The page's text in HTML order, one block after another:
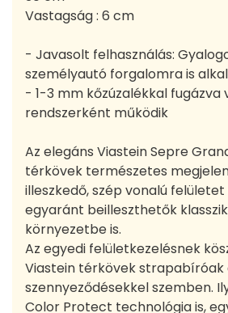
Vastagság : 6 cm
- Javasolt felhasználás:
személyautó forgalomra is
- 1-3 mm kőzúzalékkal
rendszerként működik
Az elegáns Viastein Sepre
térkövek természetes
illeszkedő, szép vonalú felületet
egyaránt beilleszthetők
környezetbe is.
Az egyedi felületkezelésnek
Viastein térkövek strapabíróak
szennyeződésekkel szemben.
Color Protect technológia is,